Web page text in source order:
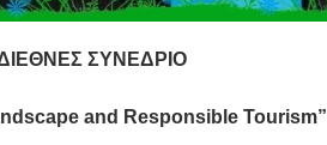
ΣΥΝΕΔΡΙΟ
and Responsible Tourism”